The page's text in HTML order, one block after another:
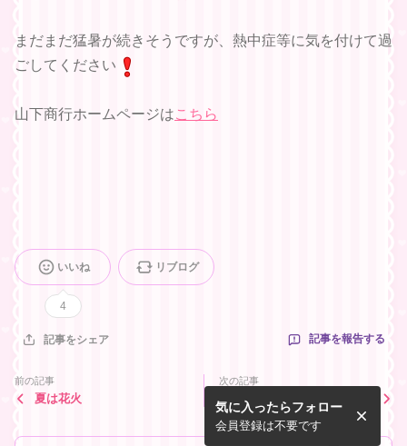
まだまだ猛暑が続きそうですが、熱中症等に気を付けて過
ごしてください
山下商行ホームページはこちら
いいね
4
リブログ
記事をシェア 記事を報告する
前の記事
夏は花火
次の記事
気に入ったらフォロー
会員登録は不要です